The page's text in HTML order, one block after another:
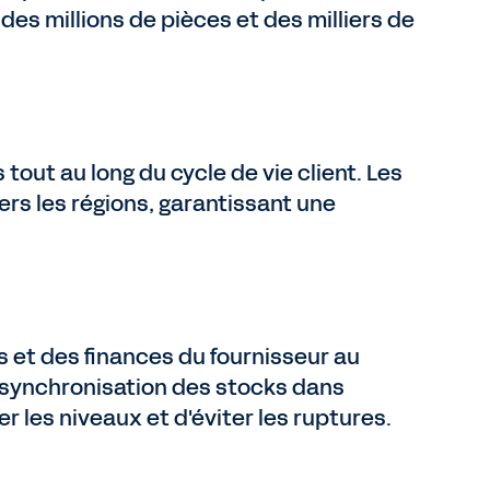
millions de pièces et des milliers de
au long du cycle de vie client. Les
les régions, garantissant une
des finances du fournisseur au
des stocks dans
les niveaux et d'éviter les ruptures.